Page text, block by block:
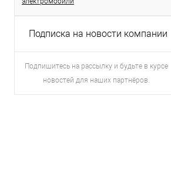
Подписка на новости компании
Подпишитесь на рассылку и будьте в курсе
новостей для наших партнёров.